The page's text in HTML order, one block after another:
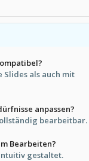
Slides als auch mit
anpassen?
bearbeitbar.
Bearbeiten?
gestaltet.